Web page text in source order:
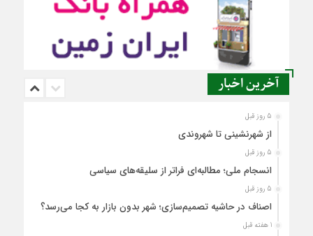
آخرین اخبار
5 روز قبل
از شهرنشینی تا شهروندی
5 روز قبل
انسجام ملی؛ مطالبه‌ای فراتر از سلیقه‌های سیاسی
5 روز قبل
اصناف در حاشیه تصمیم‌سازی؛ شهر بدون بازار به کجا می‌رسد؟
1 هفته قبل